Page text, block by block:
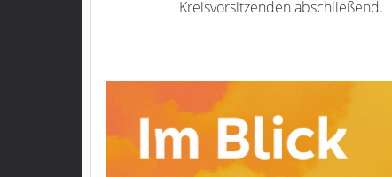
Kreisvorsitzenden abschließend.